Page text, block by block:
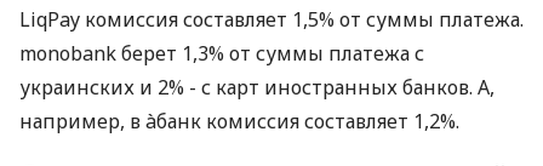
LiqPay комиссия составляет 1,5% от суммы платежа.
monobank берет 1,3% от суммы платежа с
украинских и 2% - с карт иностранных банков. А,
например, в àбанк комиссия составляет 1,2%.